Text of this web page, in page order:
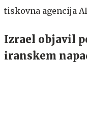
tiskovna agencija
Izrael objavil
iranskem